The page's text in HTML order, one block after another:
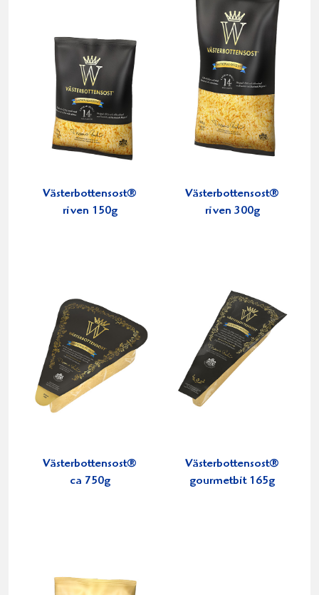
Västerbottensost®
riven 150g
Västerbottensost®
riven 300g
Västerbottensost®
ca 750g
Västerbottensost®
gourmetbit 165g